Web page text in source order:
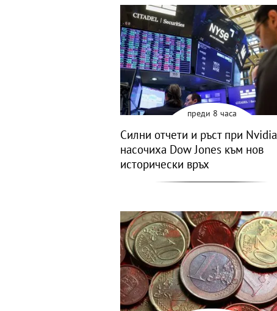
преди 8 часа
Силни отчети и ръст при Nvidia
насочиха Dow Jones към нов
исторически връх